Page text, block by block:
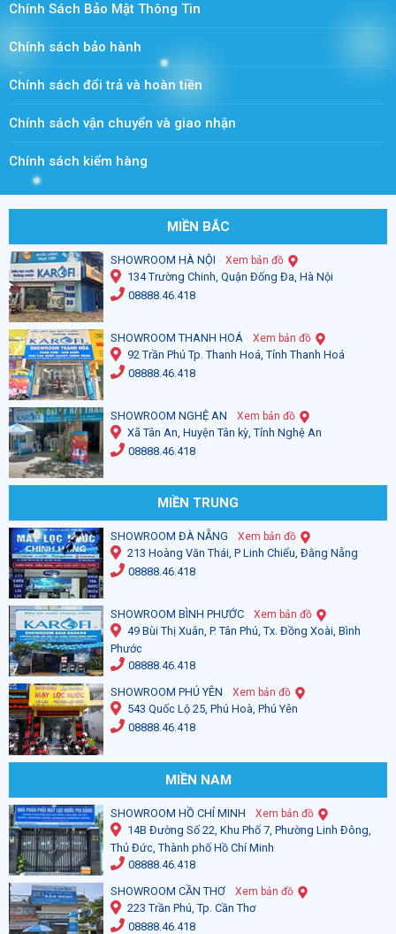
Chính Sách Bảo Mật Thông Tin
Chính sách bảo hành
Chính sách đổi trả và hoàn tiền
Chính sách vận chuyển và giao nhận
Chính sách kiểm hàng
MIỀN BẮC
SHOWROOM HÀ NỘI Xem bản đồ
134 Trường Chinh, Quận Đống Đa, Hà Nội
08888.46.418
SHOWROOM THANH HOÁ Xem bản đồ
92 Trần Phú Tp. Thanh Hoá, Tỉnh Thanh Hoá
08888.46.418
SHOWROOM NGHỆ AN Xem bản đồ
Xã Tân An, Huyện Tân kỳ, Tỉnh Nghệ An
08888.46.418
MIỀN TRUNG
SHOWROOM ĐÀ NẴNG Xem bản đồ
213 Hoàng Văn Thái, P Linh Chiểu, Đằng Nẵng
08888.46.418
SHOWROOM BÌNH PHƯỚC Xem bản đồ
49 Bùi Thị Xuân, P. Tân Phú, Tx. Đồng Xoài, Bình
Phước
08888.46.418
SHOWROOM PHÚ YÊN Xem bản đồ
543 Quốc Lộ 25, Phú Hoà, Phú Yên
08888.46.418
MIỀN NAM
SHOWROOM HỒ CHÍ MINH Xem bản đồ
14B Đường Số 22, Khu Phố 7, Phường Linh Đông,
Thủ Đức, Thành phố Hồ Chí Minh
08888.46.418
SHOWROOM CẦN THƠ Xem bản đồ
223 Trần Phú, Tp. Cần Thơ
08888.46.418